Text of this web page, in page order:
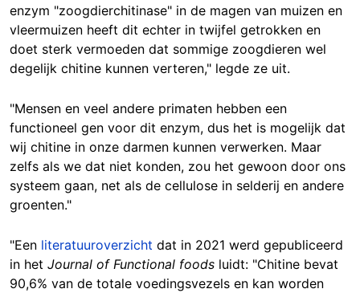
enzym "zoogdierchitinase" in de magen van muizen en
vleermuizen heeft dit echter in twijfel getrokken en
doet sterk vermoeden dat sommige zoogdieren wel
degelijk chitine kunnen verteren," legde ze uit.
"Mensen en veel andere primaten hebben een
functioneel gen voor dit enzym, dus het is mogelijk dat
wij chitine in onze darmen kunnen verwerken. Maar
zelfs als we dat niet konden, zou het gewoon door ons
systeem gaan, net als de cellulose in selderij en andere
groenten."
"Een literatuuroverzicht dat in 2021 werd gepubliceerd
in het Journal of Functional foods luidt: "Chitine bevat
90,6% van de totale voedingsvezels en kan worden